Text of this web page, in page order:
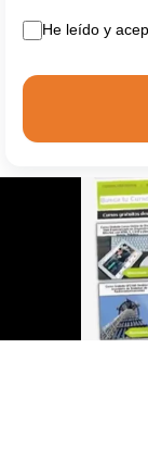
He leído y